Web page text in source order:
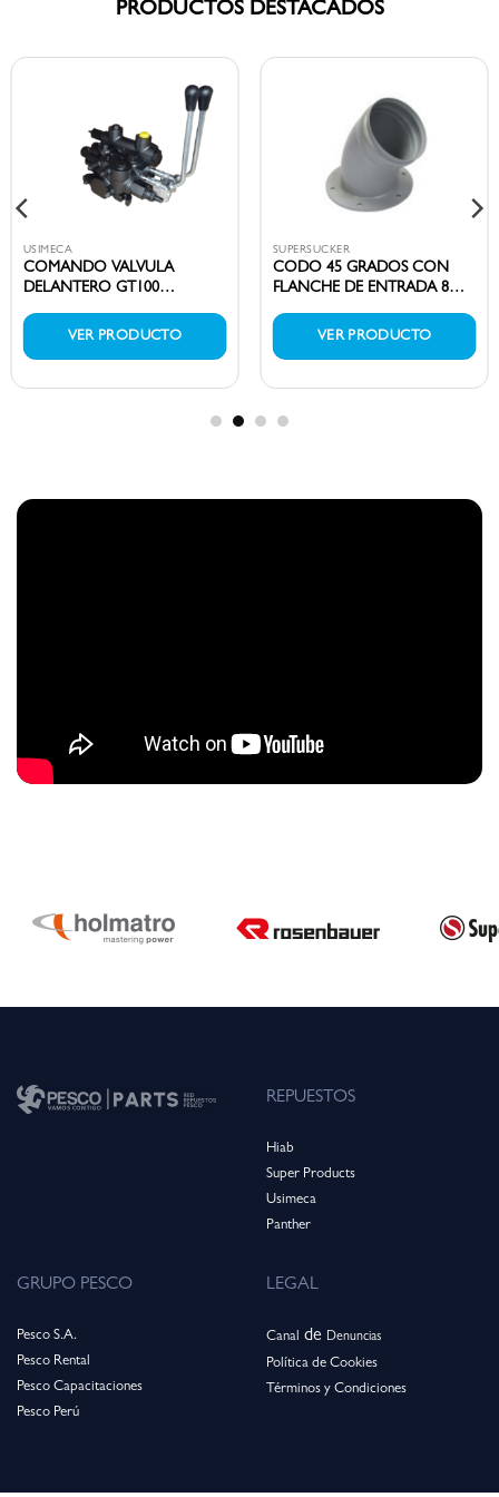
PRODUCTOS DESTACADOS
USIMECA
COMANDO VALVULA
DELANTERO GT100
1069993
VER PRODUCTO
SUPERSUCKER
CODO 45 GRADOS CON
FLANCHE DE ENTRADA 8
VER PRODUCTO
REPUESTOS
Hiab
Super Products
Usimeca
Panther
GRUPO PESCO
Pesco S.A.
Pesco Rental
Pesco Capacitaciones
Pesco Perú
LEGAL
Canal de Denuncias
Política de Cookies
Términos y Condiciones